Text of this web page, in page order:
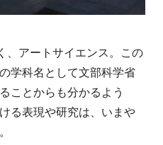
、アートサイエンス。この
学科名として文部科学省
ことからも分かるよう
る表現や研究は、いまや